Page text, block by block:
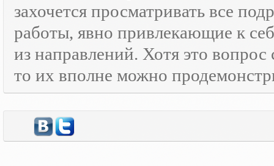
захочется просматривать все
работы, явно привлекающие к
из направлений. Хотя это
то их вполне можно